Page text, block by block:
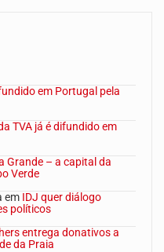
em Portugal pela
TVA já é difundido em
Grande – a capital da
Verde
em IDJ quer diálogo
políticos
entrega donativos a
da Praia